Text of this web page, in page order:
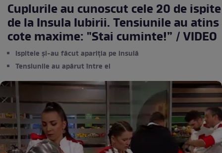
Cuplurile au cunoscut cele 20 de ispite
de la Insula Iubirii. Tensiunile au atins
cote maxime: "Stai cuminte!” / VIDEO
Ispitele și-au făcut apariția pe insulă
Tensiunile au apărut între ei